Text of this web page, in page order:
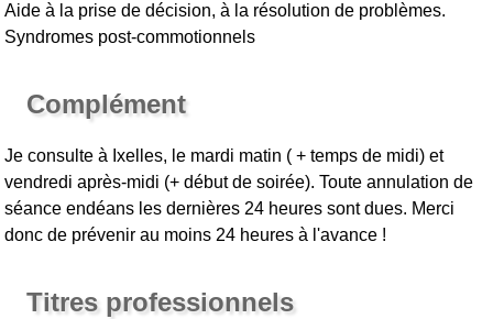
Aide à la prise de décision, à la résolution de problèmes.
Syndromes post-commotionnels
Complément
Je consulte à Ixelles, le mardi matin ( + temps de midi) et
vendredi après-midi (+ début de soirée). Toute annulation de
séance endéans les dernières 24 heures sont dues. Merci
donc de prévenir au moins 24 heures à l'avance !
Titres professionnels